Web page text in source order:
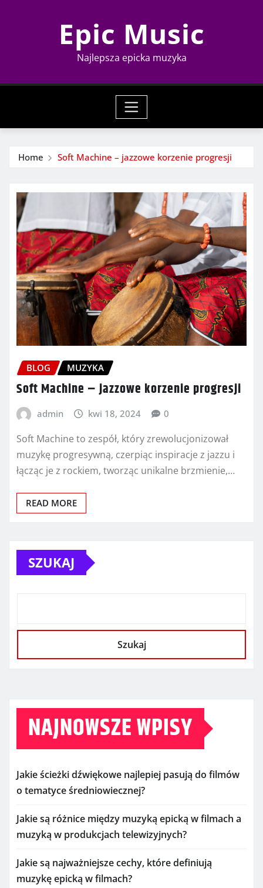
Epic Music
Najlepsza epicka muzyka
Home Soft Machine – jazzowe korzenie progresji
BLOG MUZYKA
Soft Machine – jazzowe korzenie progresji
admin kwi 18, 2024 0
Soft Machine to zespół, który zrewolucjonizował
muzykę progresywną, czerpiąc inspiracje z jazzu i
łącząc je z rockiem, tworząc unikalne brzmienie,…
READ MORE
SZUKAJ
Szukaj
NAJNOWSZE WPISY
Jakie ścieżki dźwiękowe najlepiej pasują do filmów
o tematyce średniowiecznej?
Jakie są różnice między muzyką epicką w filmach a
muzyką w produkcjach telewizyjnych?
Jakie są najważniejsze cechy, które definiują
muzykę epicką w filmach?